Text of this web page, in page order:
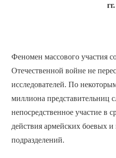
гг.
Феномен массового участия
Отечественной войне не
исследователей. По
миллиона представительниц
непосредственное участие в
действия армейских боевых
подразделений.